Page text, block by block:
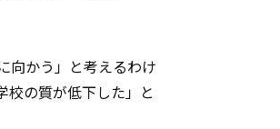
向かう」と考えるわけ
校の質が低下した」と